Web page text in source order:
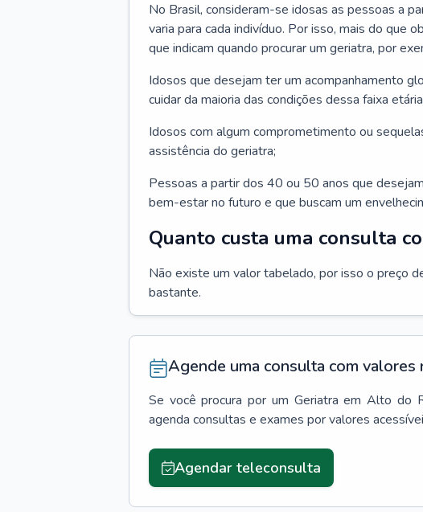
No Brasil, consideram-se idosas as pessoas a
varia para cada indivíduo. Por isso, mais do que
que indicam quando procurar um geriatra, por
Idosos que desejam ter um acompanhamento
cuidar da maioria das condições dessa faixa
Idosos com algum comprometimento ou
assistência do geriatra;
Pessoas a partir dos 40 ou 50 anos que
bem-estar no futuro e que buscam um
Quanto custa uma consulta
Não existe um valor tabelado, por isso o preço
bastante.
Agende uma consulta com valores
Se você procura por um Geriatra em Alto do
agenda consultas e exames por valores
Agendar teleconsulta